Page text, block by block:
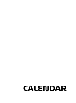
CALENDAR